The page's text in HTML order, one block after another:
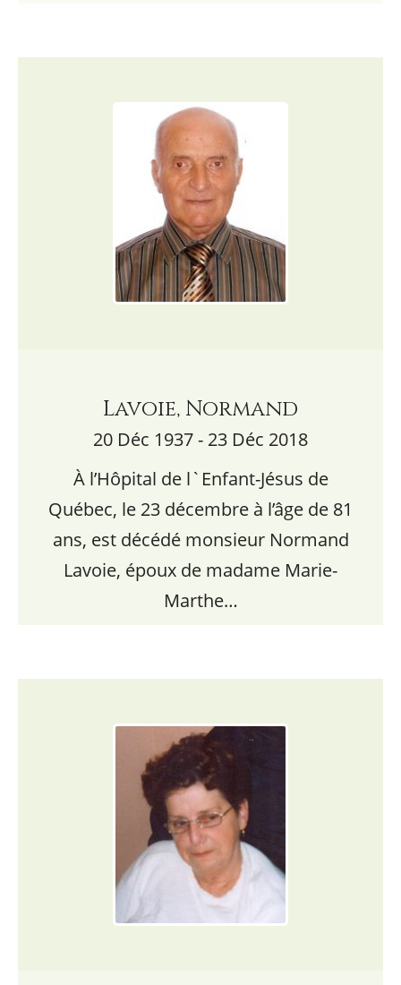
Lavoie, Normand
20 Déc 1937 - 23 Déc 2018
À l’Hôpital de l`Enfant-Jésus de
Québec, le 23 décembre à l’âge de 81
ans, est décédé monsieur Normand
Lavoie, époux de madame Marie-
Marthe…